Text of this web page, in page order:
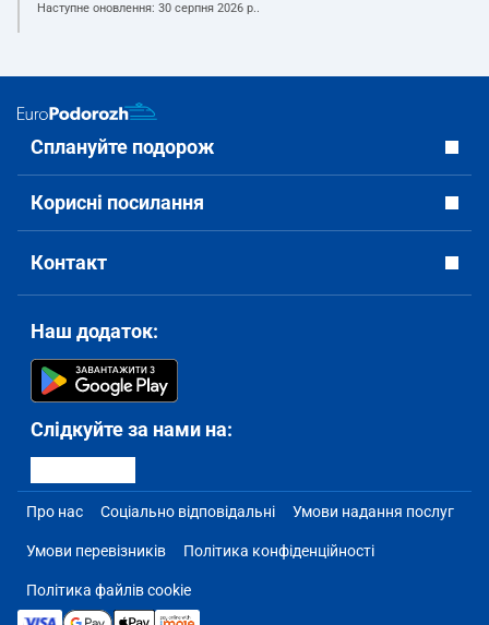
Наступне оновлення: 30 серпня 2026 р..
Сплануйте подорож
Корисні посилання
Контакт
Наш додаток:
Слідкуйте за нами на:
Про нас Соціально відповідальні Умови надання послуг
Умови перевізників Політика конфіденційності
Політика файлів cookie